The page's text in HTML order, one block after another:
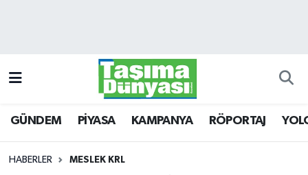
GÜNDEM PİYASA KAMPANYA RÖPORTAJ
HABERLER MESLEK KRL
KAMPANYA
RÖPORTAJ
Trafik Durumu
Süper Lig Puan Durumu ve Fikstür
Tüm Manşetler